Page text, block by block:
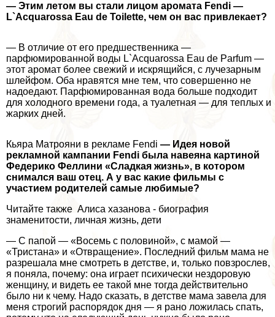
— Этим летом вы стали лицом аромата Fendi —
L`Acquarossa Eau de Toilette, чем он вас привлекает?
— В отличие от его предшественника —
парфюмированной воды L`Acquarossa Eau de Parfum —
этот аромат более свежий и искрящийся, с лучезарным
шлейфом. Оба нравятся мне тем, что совершенно не
надоедают. Парфюмированная вода больше подходит
для холодного времени года, а туалетная — для теплых и
жарких дней.
Кьяра Матрояни в рекламе Fendi — Идея новой
рекламной кампании Fendi была навеяна картиной
Федерико Феллини «Сладкая жизнь», в котором
снимался ваш отец. А у вас какие фильмы с
участием родителей самые любимые?
Читайте также Алиса хазанова - биография
знаменитости, личная жизнь, дети
— С папой — «Восемь с половиной», с мамой —
«Тристана» и «Отвращение». Последний фильм мама не
разрешала мне смотреть в детстве, и, только повзрослев,
я поняла, почему: она играет психически нездоровую
женщину, и видеть ее такой мне тогда действительно
было ни к чему. Надо сказать, в детстве мама завела для
меня строгий распорядок дня — я рано ложилась спать,